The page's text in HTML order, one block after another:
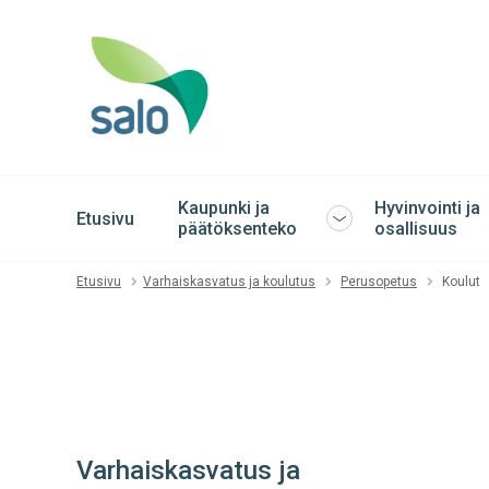
Etusivu
Kaupunki ja
päätöksenteko
Avaa
sulje
Hyvinvointi ja
osallisuus
Etusivu Varhaiskasvatus ja koulutus Perusopetus Koulut
Varhaiskasvatus ja